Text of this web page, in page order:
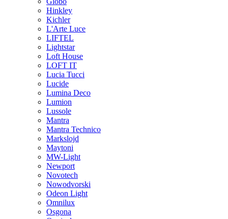
Hinkley
Kichler
L'Arte Luce
LIFTEL
Lightstar
Loft House
LOFT IT
Lucia Tucci
Lucide
Lumina Deco
Lumion
Lussole
Mantra
Mantra Technico
Markslojd
Maytoni
MW-Light
Newport
Novotech
Nowodvorski
Odeon Light
Omnilux
Osgona